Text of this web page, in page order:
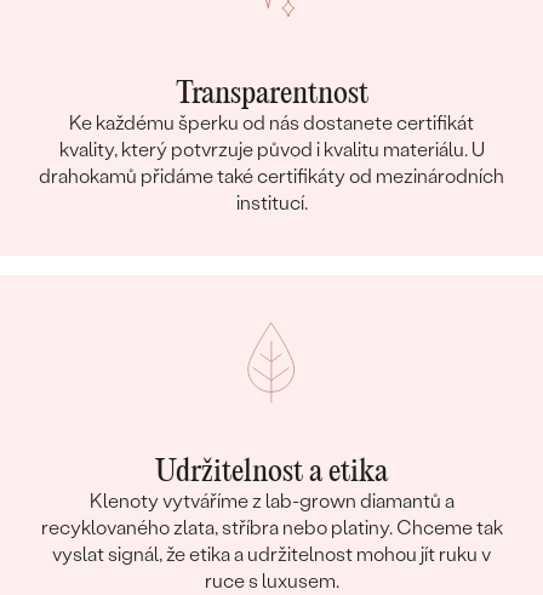
Transparentnost
Ke každému šperku od nás dostanete certifikát
kvality, který potvrzuje původ i kvalitu materiálu. U
drahokamů přidáme také certifikáty od mezinárodních
institucí.
Udržitelnost a etika
Klenoty vytváříme z lab-grown diamantů a
recyklovaného zlata, stříbra nebo platiny. Chceme tak
vyslat signál, že etika a udržitelnost mohou jít ruku v
ruce s luxusem.